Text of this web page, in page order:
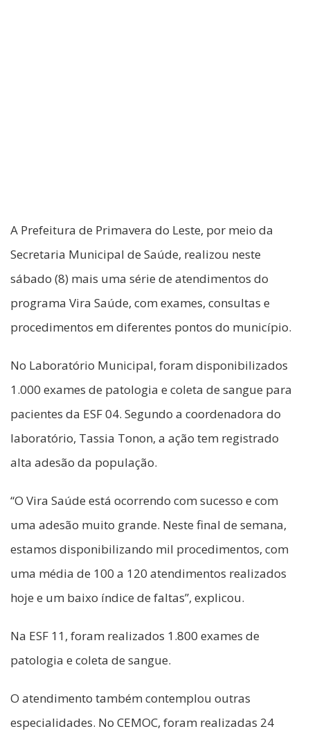
A Prefeitura de Primavera do Leste, por meio da
Secretaria Municipal de Saúde, realizou neste
sábado (8) mais uma série de atendimentos do
programa Vira Saúde, com exames, consultas e
procedimentos em diferentes pontos do município.
No Laboratório Municipal, foram disponibilizados
1.000 exames de patologia e coleta de sangue para
pacientes da ESF 04. Segundo a coordenadora do
laboratório, Tassia Tonon, a ação tem registrado
alta adesão da população.
“O Vira Saúde está ocorrendo com sucesso e com
uma adesão muito grande. Neste final de semana,
estamos disponibilizando mil procedimentos, com
uma média de 100 a 120 atendimentos realizados
hoje e um baixo índice de faltas”, explicou.
Na ESF 11, foram realizados 1.800 exames de
patologia e coleta de sangue.
O atendimento também contemplou outras
especialidades. No CEMOC, foram realizadas 24